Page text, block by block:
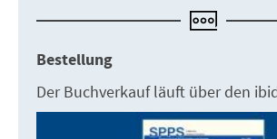
Bestellung
Der Buchverkauf läuft über den